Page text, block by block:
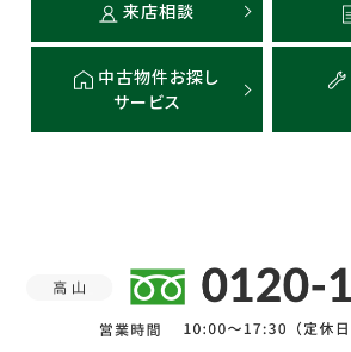
来店相談
中古物件お探し
サービス